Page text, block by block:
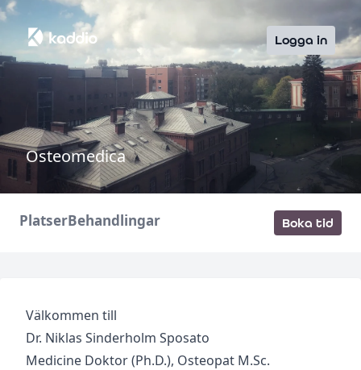
Logga in
Osteomedica
PlatserBehandlingar Boka tid
Välkommen till
Dr. Niklas Sinderholm Sposato
Medicine Doktor (Ph.D.), Osteopat M.Sc.